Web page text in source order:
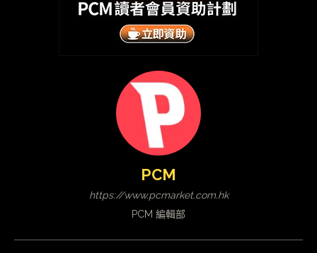
PCM
https://www.pcmarket.com.hk
PCM 編輯部